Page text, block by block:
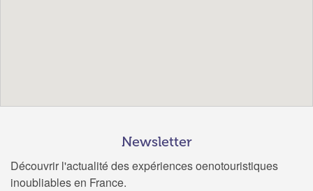
Newsletter
Découvrir l'actualité des expériences oenotouristiques
inoubliables en France.